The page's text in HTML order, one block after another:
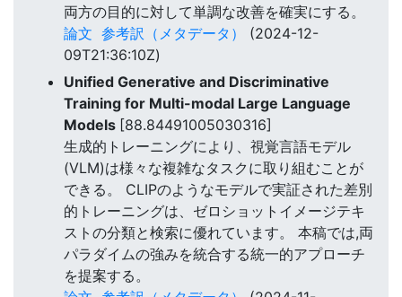
両方の目的に対して単調な改善を確実にする。
論文 参考訳（メタデータ）
(2024-12-
09T21:36:10Z)
Unified Generative and Discriminative
Training for Multi-modal Large Language
Models [88.84491005030316]
生成的トレーニングにより、視覚言語モデル
(VLM)は様々な複雑なタスクに取り組むことが
できる。 CLIPのようなモデルで実証された差別
的トレーニングは、ゼロショットイメージテキ
ストの分類と検索に優れています。 本稿では,両
パラダイムの強みを統合する統一的アプローチ
を提案する。